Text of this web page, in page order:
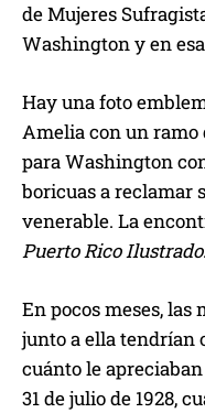
de Mujeres
Washington y en
Hay una foto
Amelia con un ramo
para Washington
boricuas a reclamar
venerable. La
Puerto Rico Ilustrado.
En pocos meses,
junto a ella tendrían
cuánto le
31 de julio de 1928,